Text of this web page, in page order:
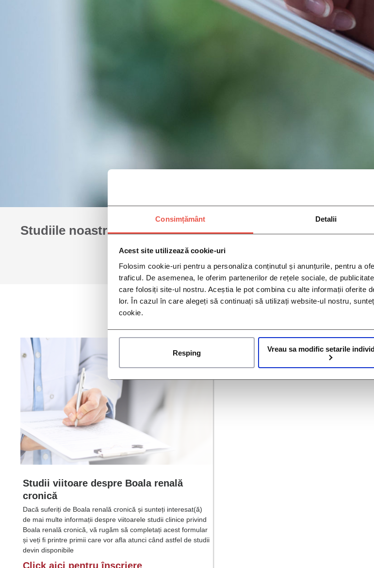
Consimțământ Detalii
Acest site utilizează cookie-uri
Folosim cookie-uri pentru a personaliza conținutul și anunțurile, pentru a
traficul. De asemenea, le oferim partenerilor de rețele sociale, de
care folosiți site-ul nostru. Aceștia le pot combina cu alte informații oferite
lor. În cazul în care alegeți să continuați să utilizați website-ul nostru,
cookie.
Resping Vreau sa modific setarile
Studiile noastre
Studii viitoare despre Boala renală
cronică
Dacă suferiți de Boala renală cronică și sunteți interesat(ă)
de mai multe informații despre viitoarele studii clinice privind
Boala renală cronică, vă rugăm să completați acest formular
și veți fi printre primii care vor afla atunci când astfel de studii
devin disponibile
Click aici pentru înscriere